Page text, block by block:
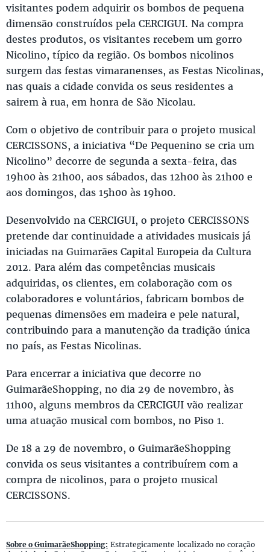
visitantes podem adquirir os bombos de pequena
dimensão construídos pela CERCIGUI. Na compra
destes produtos, os visitantes recebem um gorro
Nicolino, típico da região. Os bombos nicolinos
surgem das festas vimaranenses, as Festas Nicolinas,
nas quais a cidade convida os seus residentes a
sairem à rua, em honra de São Nicolau.
Com o objetivo de contribuir para o projeto musical
CERCISSONS, a iniciativa “De Pequenino se cria um
Nicolino” decorre de segunda a sexta-feira, das
19h00 às 21h00, aos sábados, das 12h00 às 21h00 e
aos domingos, das 15h00 às 19h00.
Desenvolvido na CERCIGUI, o projeto CERCISSONS
pretende dar continuidade a atividades musicais já
iniciadas na Guimarães Capital Europeia da Cultura
2012. Para além das competências musicais
adquiridas, os clientes, em colaboração com os
colaboradores e voluntários, fabricam bombos de
pequenas dimensões em madeira e pele natural,
contribuindo para a manutenção da tradição única
no país, as Festas Nicolinas.
Para encerrar a iniciativa que decorre no
GuimarãeShopping, no dia 29 de novembro, às
11h00, alguns membros da CERCIGUI vão realizar
uma atuação musical com bombos, no Piso 1.
De 18 a 29 de novembro, o GuimarãeShopping
convida os seus visitantes a contribuírem com a
compra de nicolinos, para o projeto musical
CERCISSONS.
Sobre o GuimarãeShopping: Estrategicamente localizado no coração